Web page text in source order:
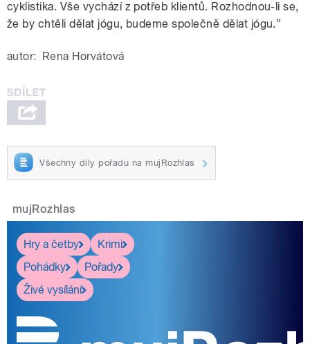
cyklistika. Vše vychází z potřeb klientů. Rozhodnou-li se,
že by chtěli dělat jógu, budeme společně dělat jógu.”
autor: Rena Horvátová
Všechny díly pořadu na mujRozhlas
mujRozhlas
Hry a četby
Krimi
Pohádky
Pořady
Živé vysílání